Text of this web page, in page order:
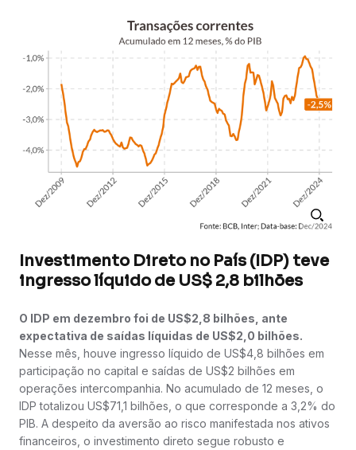
Investimento Direto no País (IDP) teve
ingresso líquido de US$ 2,8 bilhões
O IDP em dezembro foi de US$2,8 bilhões, ante
expectativa de saídas líquidas de US$2,0 bilhões.
Nesse mês, houve ingresso líquido de US$4,8 bilhões em
participação no capital e saídas de US$2 bilhões em
operações intercompanhia. No acumulado de 12 meses, o
IDP totalizou US$71,1 bilhões, o que corresponde a 3,2% do
PIB. A despeito da aversão ao risco manifestada nos ativos
financeiros, o investimento direto segue robusto e